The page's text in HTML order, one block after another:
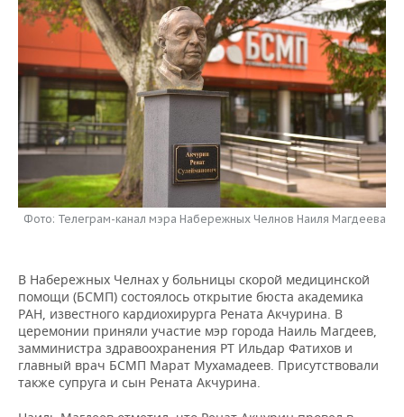
ИНВЕСТИЦИИ
НЕФТЕХИМИЯ
НЕФТЬ
ОПК
ЭНЕРГЕТИКА
НОВОСТИ БИЗНЕСА
РОЗНИЧНАЯ ТОРГОВЛЯ
ТРАНСПОРТ
УСЛУГИ
ТЕХНОЛОГИИ
НОВОСТИ ТЕХНОЛОГИЙ
IT
МЕДИА
ТЕЛЕКОММУНИКАЦИИ
МЕРОПРИЯТИЯ
НОВОСТИ МЕРОПРИЯТИЙ
ВЫЕЗДНАЯ РЕДАКЦИЯ
БИЗНЕС-БРАНЧИ
ONLINE-КОНФЕРЕНЦИИ
СПОРТ
НОВОСТИ СПОРТА
ФУТБОЛ
ХОККЕЙ
ВОЛЕЙБОЛ
КИБЕРСПОРТ
ФИГУРНОЕ КАТАНИЕ
ОБЩЕСТВО
НОВОСТИ ОБЩЕСТВА
ВЛАСТЬ
ИСТОРИЯ
КУЛЬТУРА
МЕДИЦИНА
ФОТОГАЛЕРЕЯ
СЮЖЕТЫ
СПИСОК ПЕРСОН
СПИСОК КОМПАНИЙ
ПОЛНАЯ ВЕРСИЯ
Фото: Телеграм-канал мэра Набережных Челнов Наиля Магдеева
В Набережных Челнах у больницы скорой медицинской
помощи (БСМП) состоялось открытие бюста академика
РАН, известного кардиохирурга Рената Акчурина. В
церемонии приняли участие мэр города Наиль Магдеев,
замминистра здравоохранения РТ Ильдар Фатихов и
главный врач БСМП Марат Мухамадеев. Присутствовали
также супруга и сын Рената Акчурина.